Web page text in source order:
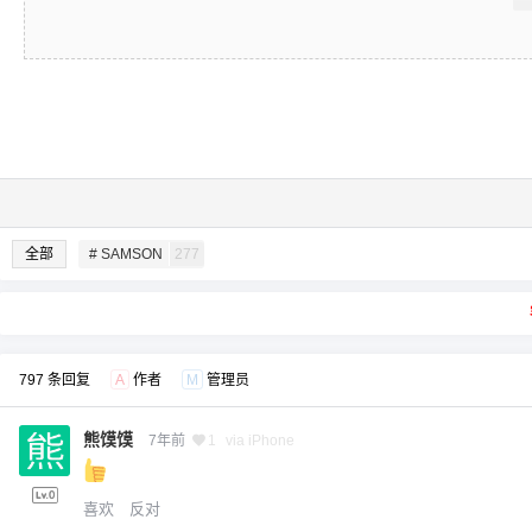
全部 # SAMSON 277
797 条回复 A 作者 M 管理员
熊馍馍 7年前 1 via iPhone
喜欢 反对